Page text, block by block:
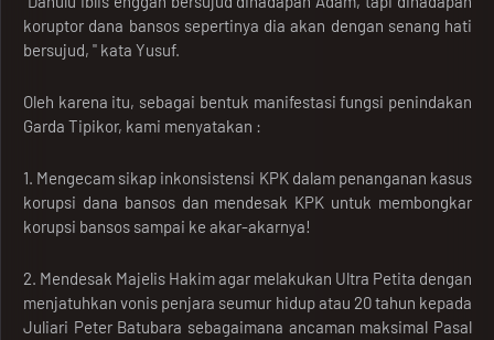
koruptor dana bansos sepertinya dia akan dengan senang hati
bersujud, " kata Yusuf.
Oleh karena itu, sebagai bentuk manifestasi fungsi penindakan
Garda Tipikor, kami menyatakan :
1. Mengecam sikap inkonsistensi KPK dalam penanganan kasus
korupsi dana bansos dan mendesak KPK untuk membongkar
korupsi bansos sampai ke akar-akarnya!
2. Mendesak Majelis Hakim agar melakukan Ultra Petita dengan
menjatuhkan vonis penjara seumur hidup atau 20 tahun kepada
Juliari Peter Batubara sebagaimana ancaman maksimal Pasal